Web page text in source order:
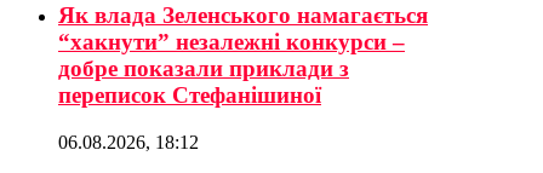
Як влада Зеленського намагається
“хакнути” незалежні конкурси –
добре показали приклади з
переписок Стефанішиної
06.08.2026, 18:12